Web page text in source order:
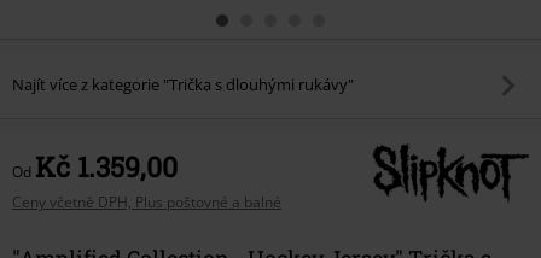
Najít více z kategorie "Trička s dlouhými rukávy"
Od Kč 1.359,00
Ceny včetně DPH, Plus poštovné a balné